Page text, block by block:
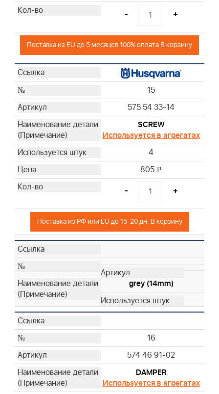
- +
Поставка из EU до 5 месяцев 100% оплата В корзину
15
575 54 33-14
SCREW
Используется в агрегатах
4
805 i
- +
Поставка из РФ или EU до 15-20 дн. В корзину
grey (14mm)
16
574 46 91-02
DAMPER
Используется в агрегатах